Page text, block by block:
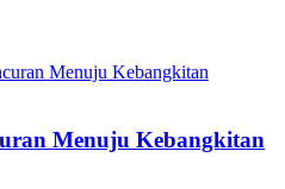
Menuju Kebangkitan